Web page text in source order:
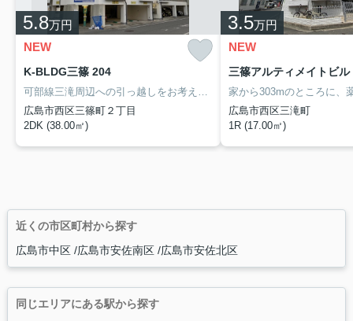
5.8万円
NEW
K-BLDG三篠 204
可部線三滝周辺への引っ越しをお考えなら「K-BLDG三篠」。ただいま室内リノベーション中です。お洒落なアクセントクロスやポップで明るい内装へ変更中。ぜひご内覧ください。
広島市西区三篠町２丁目
2DK (38.00㎡)
3.5万円
NEW
三篠アルティメイトビル
広島市西区三滝町
1R (17.00㎡)
近くの市区町村から探す
広島市中区 広島市安佐南区 広島市安佐北区
同じエリアにある駅から探す